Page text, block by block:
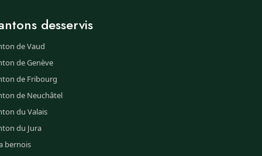
desservis
de Vaud
de Genève
de Fribourg
de Neuchâtel
du Valais
du Jura
bernois